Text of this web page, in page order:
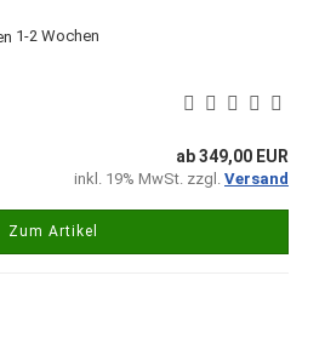
1-2 Wochen
ab 349,00 EUR
inkl. 19% MwSt. zzgl. Versand
Zum Artikel